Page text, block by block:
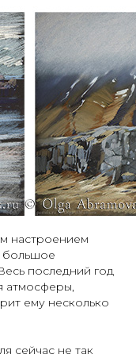
настроением
большое
последний год
атмосферы,
ему несколько
сейчас не так